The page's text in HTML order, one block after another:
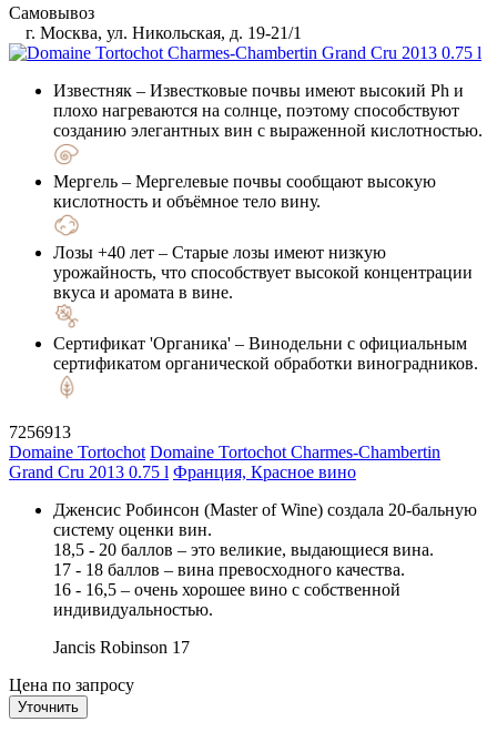
Самовывоз
г. Москва, ул. Никольская, д. 19-21/1
Известняк – Известковые почвы имеют высокий Ph и
плохо нагреваются на солнце, поэтому способствуют
созданию элегантных вин с выраженной кислотностью.
Мергель – Мергелевые почвы сообщают высокую
кислотность и объёмное тело вину.
Лозы +40 лет – Старые лозы имеют низкую
урожайность, что способствует высокой концентрации
вкуса и аромата в вине.
Сертификат 'Органика' – Винодельни с официальным
сертификатом органической обработки виноградников.
7256913
Domaine Tortochot Domaine Tortochot Charmes-Chambertin
Grand Cru 2013 0.75 l Франция, Красное вино
Дженсис Робинсон (Master of Wine) создала 20-бальную
систему оценки вин.
18,5 - 20 баллов – это великие, выдающиеся вина.
17 - 18 баллов – вина превосходного качества.
16 - 16,5 – очень хорошее вино с собственной
индивидуальностью.
Jancis Robinson 17
Цена по запросу
Уточнить